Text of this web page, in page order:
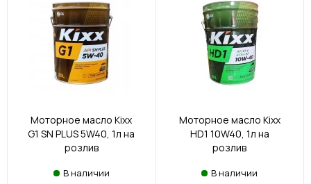
Моторное масло Kixx
G1 SN PLUS 5W40, 1л на
розлив
В наличии
Моторное масло Kixx
HD1 10W40, 1л на
розлив
В наличии